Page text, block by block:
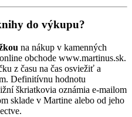
do výkupu?
na nákup v kamenných
obchode www.martinus.sk.
z času na čas osviežiť a
Definitívnu hodnotu
škriatkovia oznámia e-mailom
sklade v Martine alebo od jeho